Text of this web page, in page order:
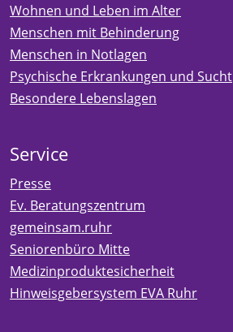
Wohnen und Leben im Alter
Menschen mit Behinderung
Menschen in Notlagen
Psychische Erkrankungen und Sucht
Besondere Lebenslagen
Service
Presse
Ev. Beratungszentrum
gemeinsam.ruhr
Seniorenbüro Mitte
Medizinproduktesicherheit
Hinweisgebersystem EVA Ruhr